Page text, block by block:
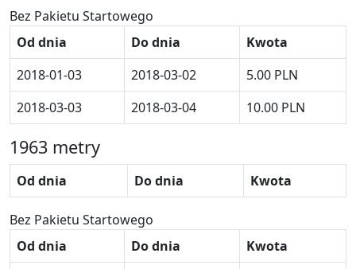
Bez Pakietu Startowego
Od dnia
Do dnia
Kwota
2018-01-03
2018-03-02
5.00 PLN
2018-03-03
2018-03-04 10.00 PLN
1963 metry
Od dnia Do dnia Kwota
Bez Pakietu Startowego
Od dnia
Do dnia
Kwota